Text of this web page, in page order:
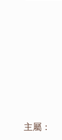
主屬：